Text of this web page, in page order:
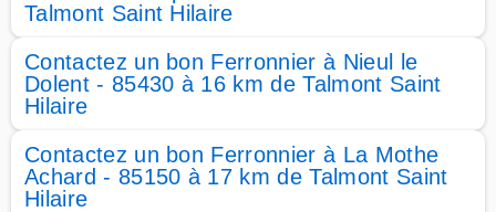
Talmont Saint Hilaire
Contactez un bon Ferronnier à Nieul le
Dolent - 85430 à 16 km de Talmont Saint
Hilaire
Contactez un bon Ferronnier à La Mothe
Achard - 85150 à 17 km de Talmont Saint
Hilaire